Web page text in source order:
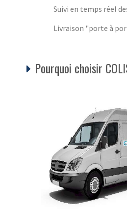
Suivi en temps réel
Livraison "porte à
Pourquoi choisir